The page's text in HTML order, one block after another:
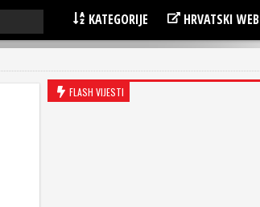
KATEGORIJE HRVATSKI WEB
FLASH VIJESTI